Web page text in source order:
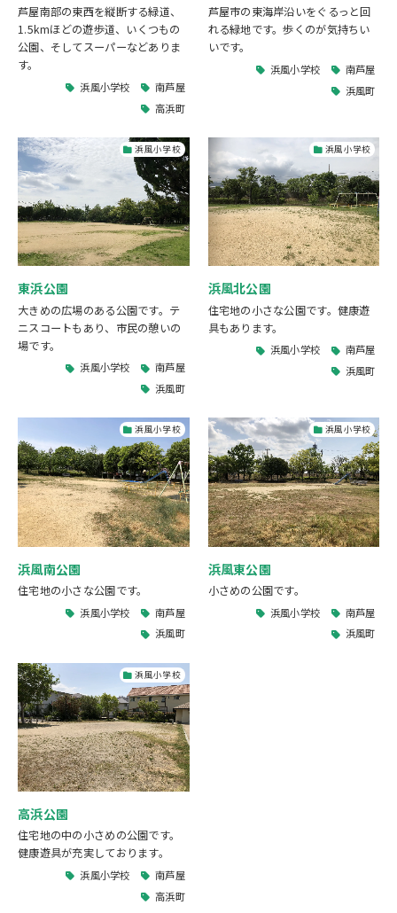
芦屋南部の東西を縦断する緑道、
1.5kmほどの遊歩道、いくつもの
公園、そしてスーパーなどありま
す。
浜風小学校
南芦屋
高浜町
芦屋市の東海岸沿いをぐるっと回
れる緑地です。歩くのが気持ちい
いです。
浜風小学校
南芦屋
浜風町
浜風小学校
東浜公園
大きめの広場のある公園です。テ
ニスコートもあり、市民の憩いの
場です。
浜風小学校
南芦屋
浜風町
浜風小学校
浜風北公園
住宅地の小さな公園です。健康遊
具もあります。
浜風小学校
南芦屋
浜風町
浜風小学校
浜風南公園
住宅地の小さな公園です。
浜風小学校
南芦屋
浜風町
浜風小学校
浜風東公園
小さめの公園です。
浜風小学校
南芦屋
浜風町
浜風小学校
高浜公園
住宅地の中の小さめの公園です。
健康遊具が充実しております。
浜風小学校
南芦屋
高浜町